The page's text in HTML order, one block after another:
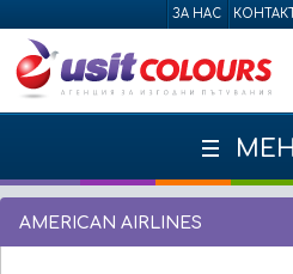
ЗА НАС
AMERICAN AIRLINES